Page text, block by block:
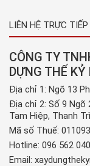
LIÊN HỆ TRỰC
CÔNG TY
DỰNG THẾ KỶ
Địa chỉ 1: Ngõ 13
Địa chỉ 2: Số 9 Ngõ
Tam Hiệp, Thanh
Mã số Thuế:
Hotline: 096 562
Email: